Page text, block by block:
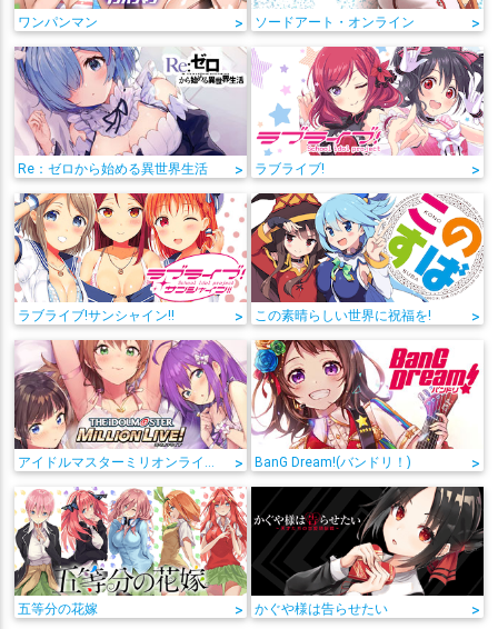
ワンパンマン > ソードアート・オンライン >
Re：ゼロから始める異世界生活 > ラブライブ! >
ラブライブ!サンシャイン!! > この素晴らしい世界に祝福を! >
アイドルマスターミリオンライブ! > BanG Dream!(バンドリ！) >
五等分の花嫁 > かぐや様は告らせたい >